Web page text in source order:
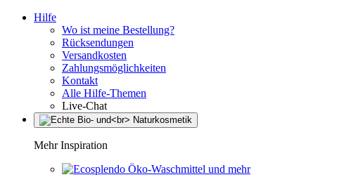
Hilfe
Wo ist meine Bestellung?
Rücksendungen
Versandkosten
Zahlungsmöglichkeiten
Kontakt
Alle Hilfe-Themen
Live-Chat
Mehr Inspiration
Öko-Waschmittel und mehr